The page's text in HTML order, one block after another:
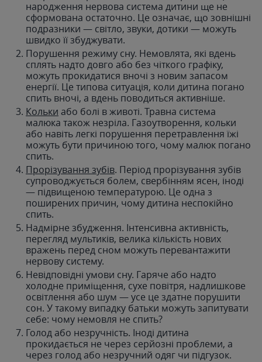
народження нервова система дитини ще не
сформована остаточно. Це означає, що зовнішні
подразники — світло, звуки, дотики — можуть
швидко її збуджувати.
Порушення режиму сну. Немовлята, які вдень
сплять надто довго або без чіткого графіку,
можуть прокидатися вночі з новим запасом
енергії. Це типова ситуація, коли дитина погано
спить вночі, а вдень поводиться активніше.
Кольки або болі в животі. Травна система
малюка також незріла. Газоутворення, кольки
або навіть легкі порушення перетравлення їжі
можуть бути причиною того, чому малюк погано
спить.
Прорізування зубів. Період прорізування зубів
супроводжується болем, свербінням ясен, іноді
— підвищеною температурою. Це одна з
поширених причин, чому дитина неспокійно
спить.
Надмірне збудження. Інтенсивна активність,
перегляд мультиків, велика кількість нових
вражень перед сном можуть перевантажити
нервову систему.
Невідповідні умови сну. Гаряче або надто
холодне приміщення, сухе повітря, надлишкове
освітлення або шум — усе це здатне порушити
сон. У такому випадку батьки можуть запитувати
себе: чому немовля не спить?
Голод або незручність. Іноді дитина
прокидається не через серйозні проблеми, а
через голод або незручний одяг чи підгузок.